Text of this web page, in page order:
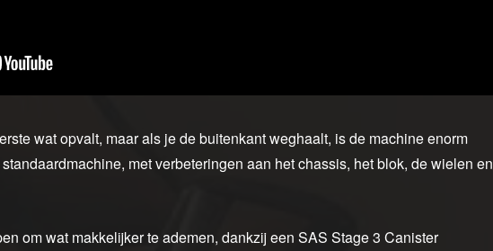
wat opvalt, maar als je de buitenkant weghaalt, is de machine enorm
met verbeteringen aan het chassis, het blok, de wielen en
om wat makkelijker te ademen, dankzij een SAS Stage 3 Canister